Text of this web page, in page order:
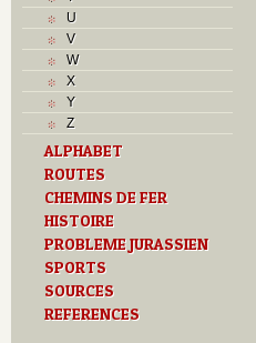
U
V
W
X
Y
Z
ALPHABET
ROUTES
CHEMINS DE FER
HISTOIRE
PROBLEME JURASSIEN
SPORTS
SOURCES
REFERENCES